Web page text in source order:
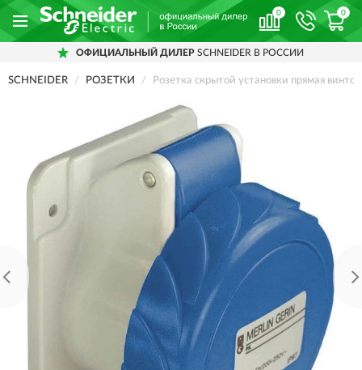
0 0
ОФИЦИАЛЬНЫЙ ДИЛЕРSCHNEIDER В РОССИИ
SCHNEIDER РОЗЕТКИ Розетка скрытой установки прямая